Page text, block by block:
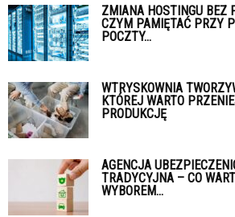
ZMIANA HOSTINGU BEZ
CZYM PAMIĘTAĆ PRZY
POCZTY...
WTRYSKOWNIA
KTÓREJ WARTO
PRODUKCJĘ
AGENCJA
TRADYCYJNA – CO
WYBOREM...